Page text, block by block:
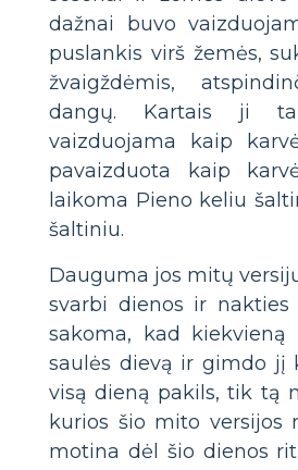
dažnai buvo
puslankis virš žemės,
žvaigždėmis,
dangų. Kartais ji
vaizduojama kaip
pavaizduota kaip
laikoma Pieno keliu
šaltiniu.
Dauguma jos mitų
svarbi dienos ir nakties
sakoma, kad kiekvieną
saulės dievą ir gimdo jį
visą dieną pakils, tik tą
kurios šio mito versijos
motina dėl šio dienos